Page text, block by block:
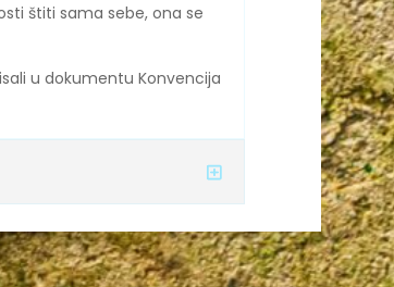
štiti sama sebe, ona se
u dokumentu Konvencija